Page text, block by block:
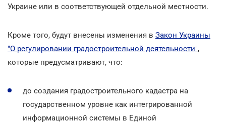
Украине или в соответствующей отдельной местности.
Кроме того, будут внесены изменения в Закон Украины
"О регулировании градостроительной деятельности",
которые предусматривают, что:
до создания градостроительного кадастра на
государственном уровне как интегрированной
информационной системы в Единой